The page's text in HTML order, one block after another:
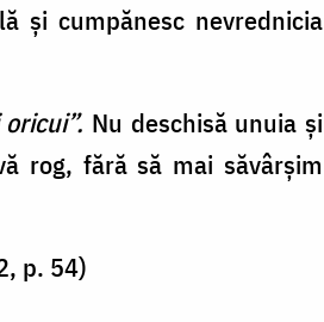
și cumpănesc nevrednicia
Nu deschisă unuia și
rog, fără să mai săvârșim
p. 54)